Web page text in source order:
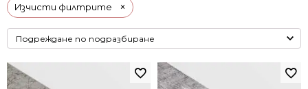
Изчисти филтрите ×